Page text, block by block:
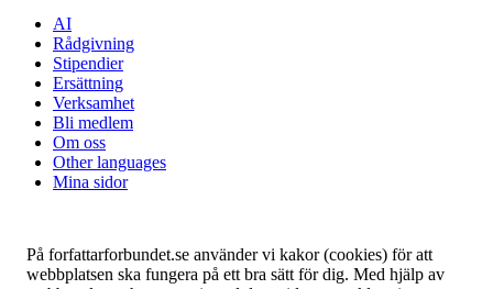
AI
Rådgivning
Stipendier
Ersättning
Verksamhet
Bli medlem
Om oss
Other languages
Mina sidor
På forfattarforbundet.se använder vi kakor (cookies) för att
webbplatsen ska fungera på ett bra sätt för dig. Med hjälp av